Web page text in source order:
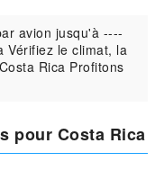
avion jusqu'à ----
Vérifiez le climat, la
Rica Profitons
pour Costa Rica